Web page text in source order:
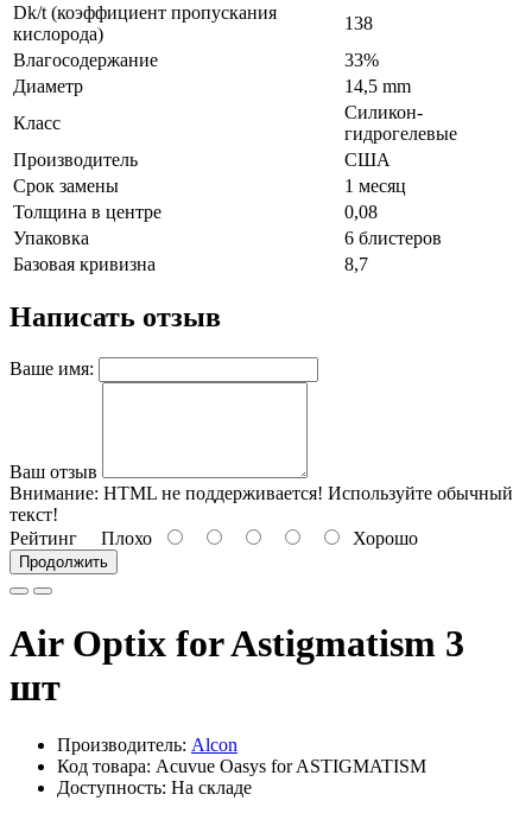
Dk/t (коэффициент пропускания
кислорода)
138
Влагосодержание
33%
Диаметр
14,5 mm
Класс
Силикон-
гидрогелевые
Производитель
США
Срок замены
1 месяц
Толщина в центре
0,08
Упаковка
6 блистеров
Базовая кривизна
8,7
Написать отзыв
Ваше имя:
Ваш отзыв
Внимание: HTML не поддерживается! Используйте обычный
текст!
Рейтинг Плохо Хорошо
Продолжить
Air Optix for Astigmatism 3
шт
Производитель: Alcon
Код товара: Acuvue Oasys for ASTIGMATISM
Доступность: На складе